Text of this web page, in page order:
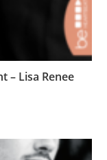
– Lisa Renee